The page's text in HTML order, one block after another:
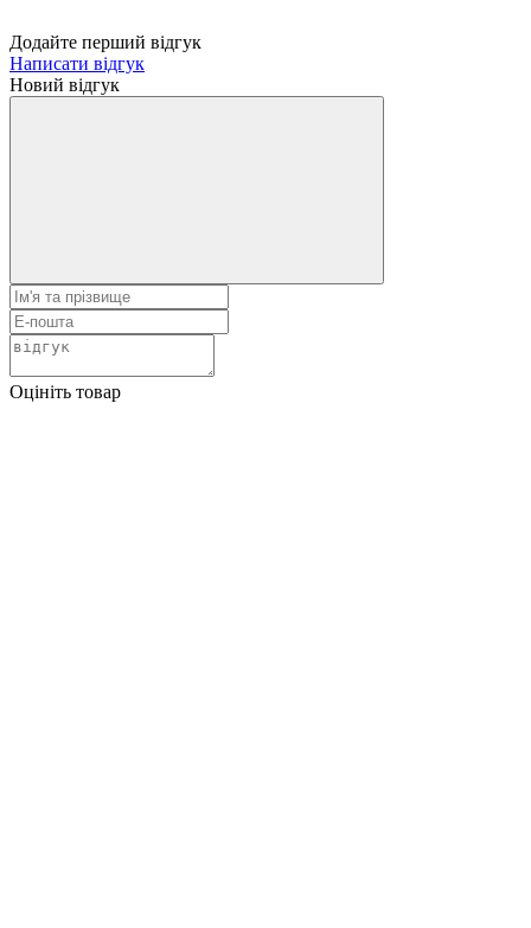
Додайте перший відгук
Написати відгук
Новий відгук
Оцініть товар